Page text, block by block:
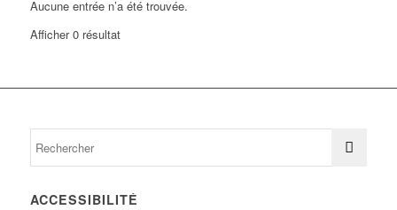
Aucune entrée n’a été trouvée.
Afficher 0 résultat
ACCESSIBILITÉ